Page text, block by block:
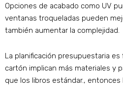
Opciones de acabado como UV
ventanas troqueladas pueden
también aumentar la complejidad.
La planificación presupuestaria
cartón implican más materiales y
que los libros estándar.,